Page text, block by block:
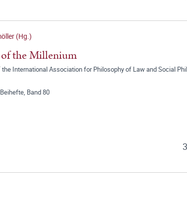
(Hg.)
the Millenium
International Association for Philosophy of Law and Social
Band 80